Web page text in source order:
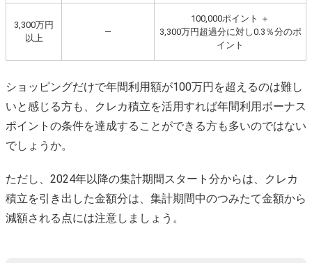
3,300万円
以上
―
100,000ポイント ＋
3,300万円超過分に対し0.3％分のポ
イント
ショッピングだけで年間利用額が100万円を超えるのは難し
いと感じる方も、クレカ積立を活用すれば年間利用ボーナス
ポイントの条件を達成することができる方も多いのではない
でしょうか。
ただし、2024年以降の集計期間スタート分からは、クレカ
積立を引き出した金額分は、集計期間中のつみたて金額から
減額される点には注意しましょう。